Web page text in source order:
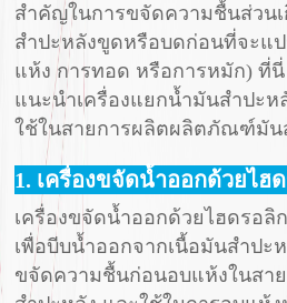
สำคัญในการขจัดความชื้นส่วน
สำปะหลังขูดหรือบดก่อนที่จะแป
แห้ง การทอด หรือการหมัก) ที่นี่
แนะนำเครื่องแยกน้ำมันสำปะห
ใช้ในสายการผลิตผลิตภัณฑ์มัน
1. เครื่องขจัดน้ำออกด้วยไฮ
เครื่องขจัดน้ำออกด้วยไฮดรอลิ
เพื่อบีบน้ำออกจากเนื้อมันสำปะ
ขจัดความชื้นก่อนอบแห้งในสา